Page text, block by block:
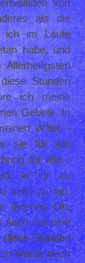
von
als die
ich im Laufe
habe, und
Stunden
ich meine
Gebete. In
Willen -
sie für alle
für alle -
in ihr zu
sein, zu tun,
Inneren. Oh,
auch nur eine
Stunden
würde mich